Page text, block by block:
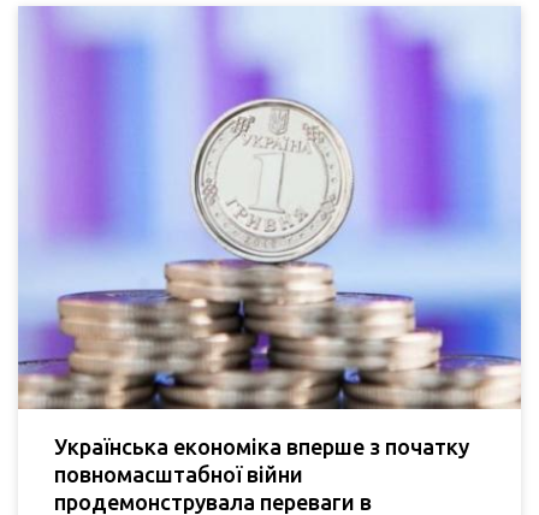
Українська економіка вперше з початку
повномасштабної війни
продемонструвала переваги в